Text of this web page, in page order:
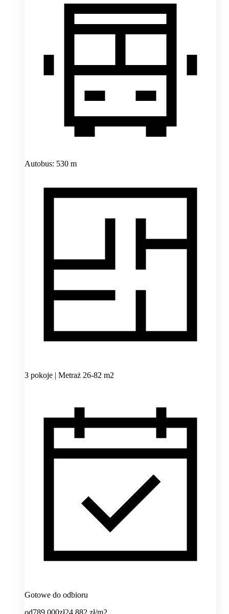
Autobus: 530 m
3 pokoje | Metraż 26-82 m2
Gotowe do odbioru
od789 000zł24 882 zł/m2